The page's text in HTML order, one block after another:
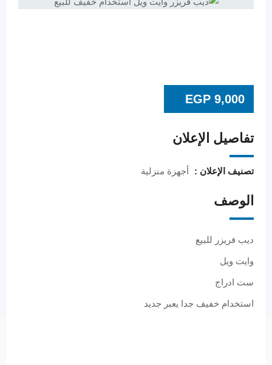
EGP 9,000
تفاصيل الإعلان
تصنيف الإعلان : أجهزة منزلية
الوصف
ديب فريزر للبيع
وايت ويل
ست ادراج
استخدام خفيف جدا يعبر جديد